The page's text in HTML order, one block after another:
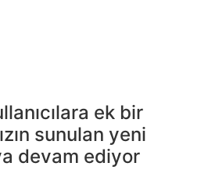
ek bir
sunulan yeni
devam ediyor